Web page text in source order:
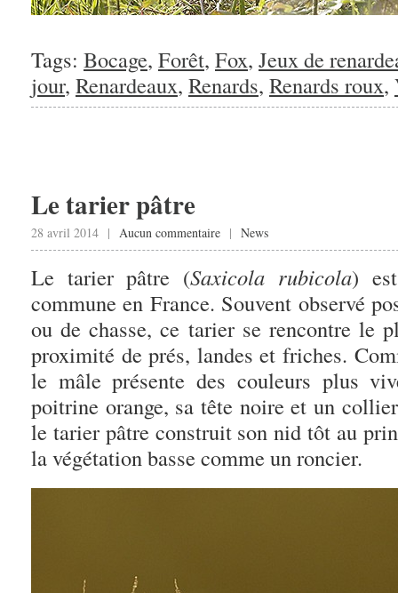
Tags: Bocage, Forêt, Fox, Jeux de
jour, Renardeaux, Renards, Renards roux,
Le tarier pâtre
28 avril 2014 | Aucun commentaire | News
Le tarier pâtre (Saxicola rubicola)
commune en France. Souvent observé
ou de chasse, ce tarier se rencontre le
proximité de prés, landes et friches.
le mâle présente des couleurs plus
poitrine orange, sa tête noire et un
le tarier pâtre construit son nid tôt au
la végétation basse comme un roncier.